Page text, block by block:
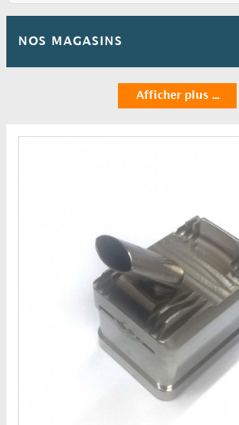
NOS MAGASINS
Afficher plus ...